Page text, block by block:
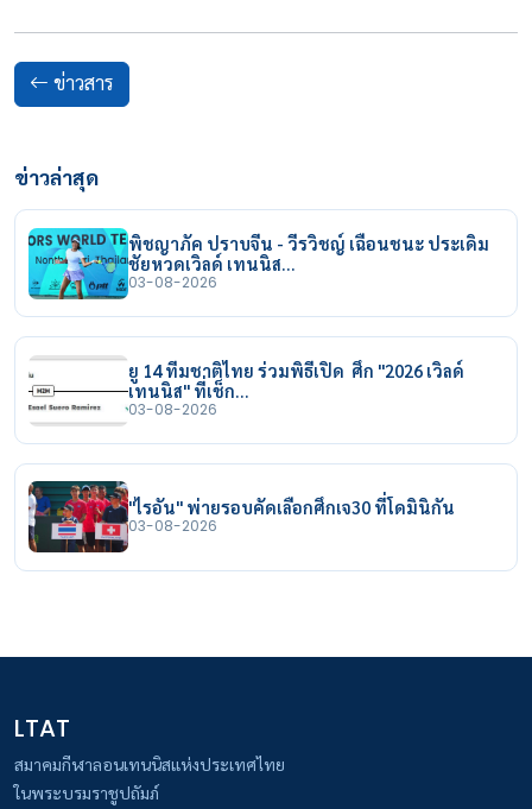
ข่าวสาร
ข่าวล่าสุด
พิชญาภัค ปราบจีน - วีรวิชญ์ เฉือนชนะ ประเดิม
ชัยหวดเวิลด์ เทนนิส…
03-08-2026
ยู 14 ทีมชาติไทย ร่วมพิธีเปิด ศึก "2026 เวิลด์
เทนนิส" ที่เช็ก…
03-08-2026
"ไรอัน" พ่ายรอบคัดเลือกศึกเจ30 ที่โดมินิกัน
03-08-2026
LTAT
สมาคมกีฬาลอนเทนนิสแห่งประเทศไทย
ในพระบรมราชูปถัมภ์